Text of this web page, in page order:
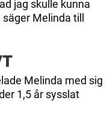
jag skulle kunna
Melinda till
Melinda med sig
1,5 år sysslat